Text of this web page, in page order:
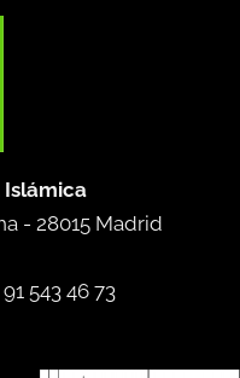
- 28015 Madrid
543 46 73